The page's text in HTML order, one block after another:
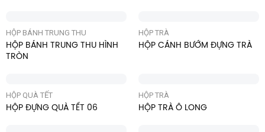
HỘP BÁNH TRUNG THU
HỘP BÁNH TRUNG THU HÌNH
TRÒN
HỘP TRÀ
HỘP CÁNH BƯỚM ĐỰNG TRÀ
HỘP QUÀ TẾT
HỘP ĐỰNG QUÀ TẾT 06
HỘP TRÀ
HỘP TRÀ Ô LONG